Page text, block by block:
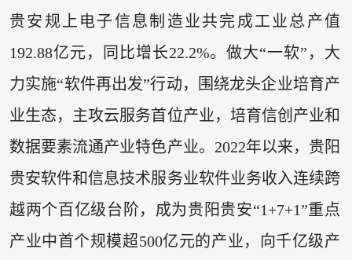
贵安规上电子信息制造业共完成工业总产值
192.88亿元，同比增长22.2%。做大“一软”，大
力实施“软件再出发”行动，围绕龙头企业培育产
业生态，主攻云服务首位产业，培育信创产业和
数据要素流通产业特色产业。2022年以来，贵阳
贵安软件和信息技术服务业软件业务收入连续跨
越两个百亿级台阶，成为贵阳贵安“1+7+1”重点
产业中首个规模超500亿元的产业，向千亿级产